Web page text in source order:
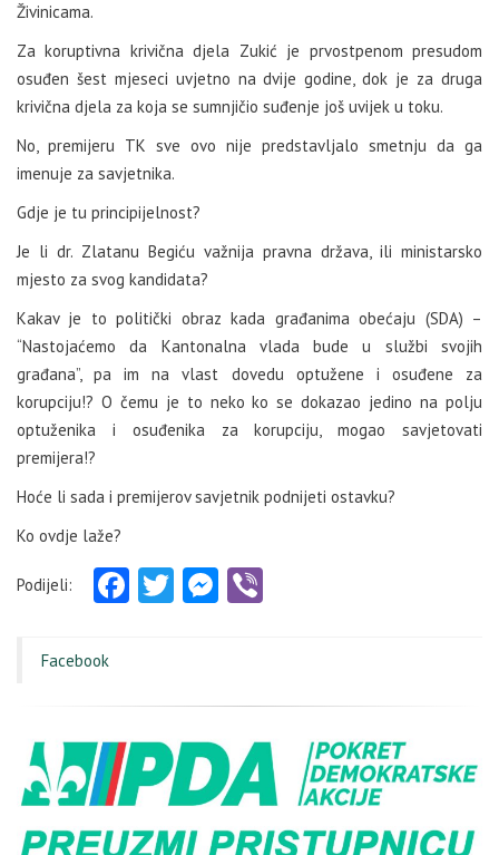
Živinicama.
Za koruptivna krivična djela Zukić je prvostpenom presudom
osuđen šest mjeseci uvjetno na dvije godine, dok je za druga
krivična djela za koja se sumnjičio suđenje još uvijek u toku.
No, premijeru TK sve ovo nije predstavljalo smetnju da ga
imenuje za savjetnika.
Gdje je tu principijelnost?
Je li dr. Zlatanu Begiću važnija pravna država, ili ministarsko
mjesto za svog kandidata?
Kakav je to politički obraz kada građanima obećaju (SDA) –
“Nastojaćemo da Kantonalna vlada bude u službi svojih
građana”, pa im na vlast dovedu optužene i osuđene za
korupciju!? O čemu je to neko ko se dokazao jedino na polju
optuženika i osuđenika za korupciju, mogao savjetovati
premijera!?
Hoće li sada i premijerov savjetnik podnijeti ostavku?
Ko ovdje laže?
Podijeli: Facebook
TwitterMessenger
Facebook